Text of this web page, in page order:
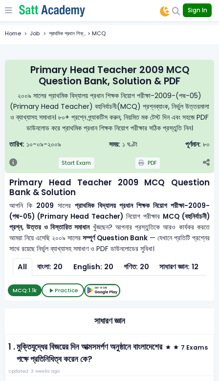
Sign In
Home Job প্রাথমিক প্রধান শিক্... > MCQ
Primary Head Teacher 2009 MCQ
Question Bank, Solution & PDF
২০০৯ সালের প্রাথমিক বিদ্যালয় প্রধান শিক্ষক নিয়োগ পরীক্ষা-2009-(পদ্ম-05)
(Primary Head Teacher) বহুনির্বাচনী(MCQ) প্রশ্নব্যাংক, নির্ভুল উত্তরমালা
ও ব্যাখ্যাসহ সমাধান। ৮০+ প্রশ্নে প্র্যাকটিস করুন, নিয়মিত মক টেস্ট দিন এবং সহজে PDF
ডাউনলোড করে প্রাথমিক প্রধান শিক্ষক নিয়োগ পরীক্ষার সঠিক প্রস্তুতি নিন।
তারিখ: ১০-০৯-২০০৯ সময়: ১ ঘণ্টা পূর্ণমান: ৮০
Start Exam PDF
Primary Head Teacher 2009 MCQ Question
Bank & Solution
আপনি কি 2009 সালেরপ্রাথমিক বিদ্যালয় প্রধান শিক্ষক নিয়োগ পরীক্ষা-2009-
(পদ্ম-05) (Primary Head Teacher) নিয়োগ পরীক্ষার MCQ (বহুনির্বাচনী)
প্রশ্ন, উত্তর ও বিস্তারিত সমাধানখুঁজছেন? আপনার প্রস্তুতিকে আরও কার্যকর করতে
আমরা নিয়ে এসেছি ২০০৯ সালেরসম্পূর্ণ Question Bank— যেখানে প্রতিটি প্রশ্নের
সাথে রয়েছে নির্ভুল ব্যাখ্যাসহ সমাধাণ ও PDF ডাউনলোডের সুবিধা।
All বাংলা: 20 English: 20 গণিত: 20 সাধারণ জ্ঞান: 12
MCQ:1.1k Practice
সাধারণ জ্ঞান
1 .মুক্তিযুদ্ধের বিজয়ের দিন আত্মসমর্পণ অনুষ্ঠানে বাংলাদেশের
পক্ষে প্রতিনিধিত্ব করেন কে?
7 Exams
Updated: 3 weeks ago